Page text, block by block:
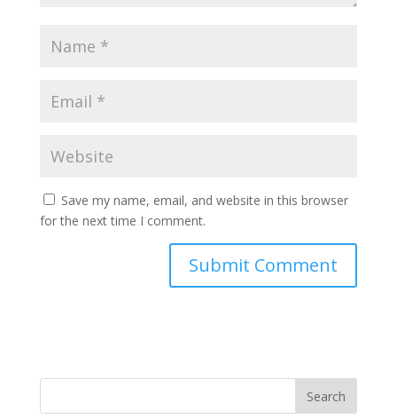
Save my name, email, and website in this browser
for the next time I comment.